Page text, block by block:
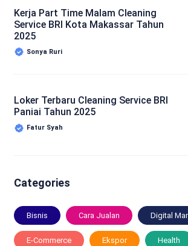
Kerja Part Time Malam Cleaning
Service BRI Kota Makassar Tahun
2025
Sonya Ruri
Loker Terbaru Cleaning Service BRI
Paniai Tahun 2025
Fatur Syah
Categories
Bisnis Cara Jualan Digital
E-Commerce Ekspor Health